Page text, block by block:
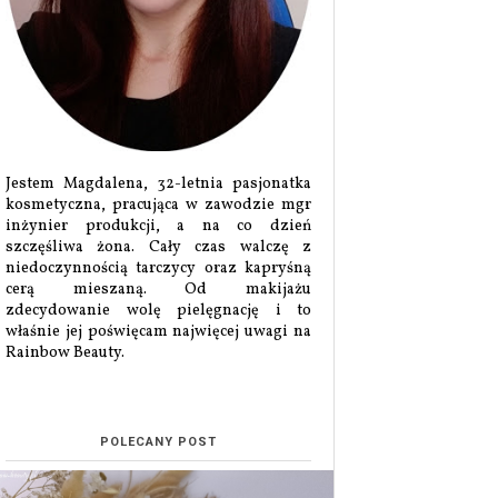
Jestem Magdalena, 32-letnia pasjonatka
kosmetyczna, pracująca w zawodzie mgr
inżynier produkcji, a na co dzień
szczęśliwa żona. Cały czas walczę z
niedoczynnością tarczycy oraz kapryśną
cerą mieszaną. Od makijażu
zdecydowanie wolę pielęgnację i to
właśnie jej poświęcam najwięcej uwagi na
Rainbow Beauty.
POLECANY POST